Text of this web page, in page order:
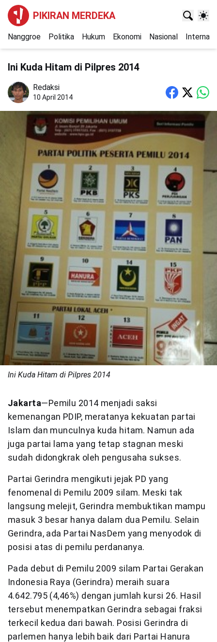
PIKIRAN MERDEKA
Nanggroe Politika Hukum Ekonomi Nasional
Ini Kuda Hitam di Pilpres 2014
Redaksi
10 April 2014
Ini Kuda Hitam di Pilpres 2014
Jakarta—Pemilu 2014 menjadi saksi
kemenangan PDIP, meratanya kekuatan partai
Islam dan munculnya kuda hitam. Namun ada
juga partai lama yang tetap stagnan meski
sudah didongkrak oleh pengusaha sukses.
Partai Gerindra mengikuti jejak PD yang
fenomenal di Pemilu 2009 silam. Meski tak
langsung melejit, Gerindra membuktikan mampu
masuk 3 besar hanya dalam dua Pemilu. Selain
Gerindra, ada Partai NasDem yang menyodok di
posisi atas di pemilu perdananya.
Pada debut di Pemilu 2009 silam Partai Gerakan
Indonesia Raya (Gerindra) meraih suara
4.642.795 (4,46%) dengan jumlah kursi 26. Hasil
tersebut menempatkan Gerindra sebagai fraksi
terkecil kedua dari bawah. Posisi Gerindra di
parlemen hanya lebih baik dari Partai Hanura